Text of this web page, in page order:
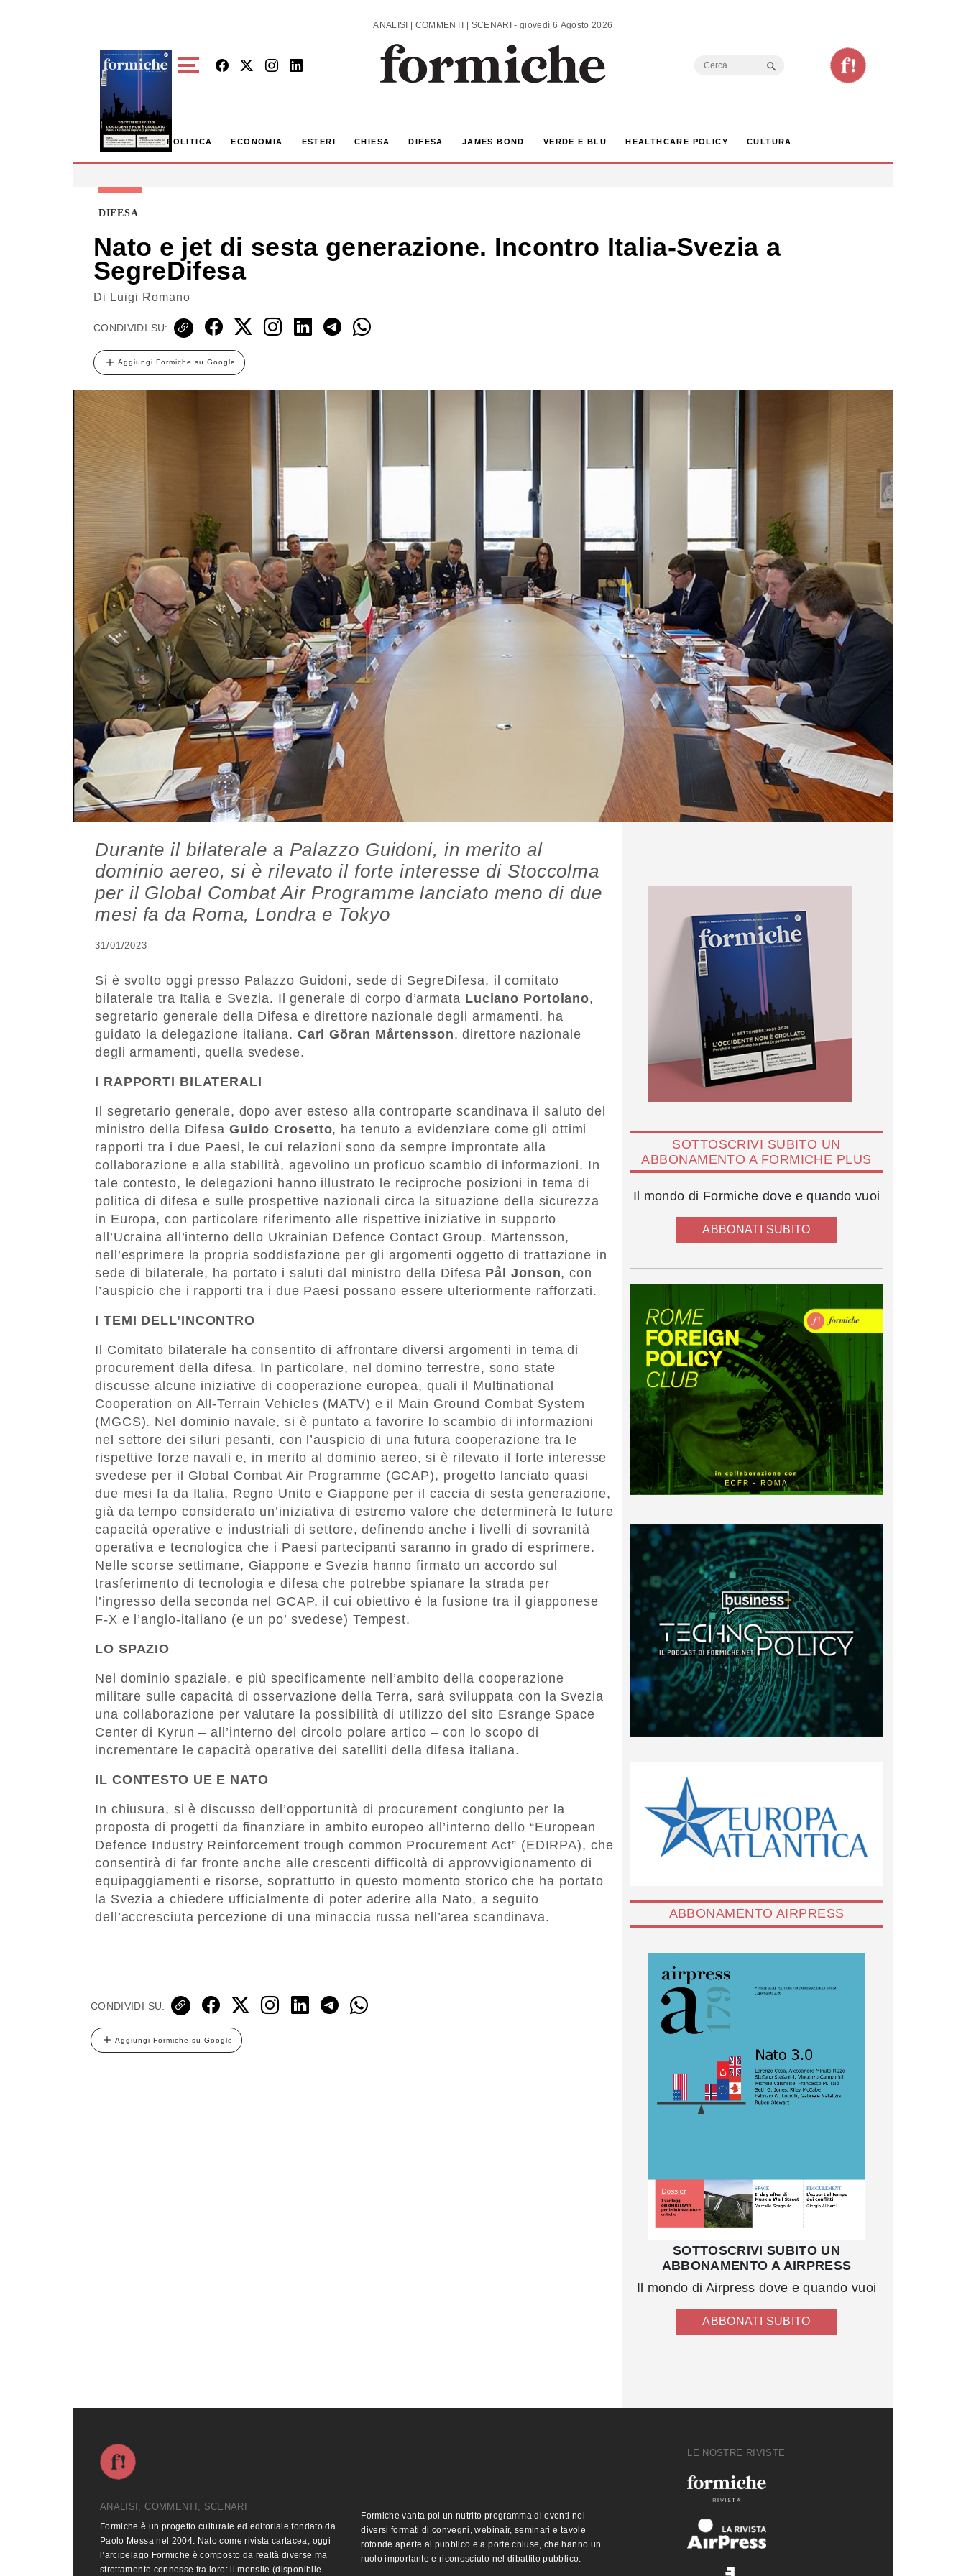
ANALISI | COMMENTI | SCENARI - giovedì 6 Agosto 2026
Search
POLITICA ECONOMIA ESTERI CHIESA DIFESA JAMES BOND VERDE E BLU HEALTHCARE POLICY CULTURA
DIFESA
Nato e jet di sesta generazione. Incontro Italia-Svezia a
SegreDifesa
Di Luigi Romano
CONDIVIDI SU:
Aggiungi Formiche su Google
Durante il bilaterale a Palazzo Guidoni, in merito al
dominio aereo, si è rilevato il forte interesse di Stoccolma
per il Global Combat Air Programme lanciato meno di due
mesi fa da Roma, Londra e Tokyo
31/01/2023
Si è svolto oggi presso Palazzo Guidoni, sede di SegreDifesa, il comitato
bilaterale tra Italia e Svezia. Il generale di corpo d’armata Luciano Portolano,
segretario generale della Difesa e direttore nazionale degli armamenti, ha
guidato la delegazione italiana. Carl Göran Mårtensson, direttore nazionale
degli armamenti, quella svedese.
I RAPPORTI BILATERALI
Il segretario generale, dopo aver esteso alla controparte scandinava il saluto del
ministro della Difesa Guido Crosetto, ha tenuto a evidenziare come gli ottimi
rapporti tra i due Paesi, le cui relazioni sono da sempre improntate alla
collaborazione e alla stabilità, agevolino un proficuo scambio di informazioni. In
tale contesto, le delegazioni hanno illustrato le reciproche posizioni in tema di
politica di difesa e sulle prospettive nazionali circa la situazione della sicurezza
in Europa, con particolare riferimento alle rispettive iniziative in supporto
all’Ucraina all’interno dello Ukrainian Defence Contact Group. Mårtensson,
nell’esprimere la propria soddisfazione per gli argomenti oggetto di trattazione in
sede di bilaterale, ha portato i saluti dal ministro della Difesa Pål Jonson, con
l’auspicio che i rapporti tra i due Paesi possano essere ulteriormente rafforzati.
I TEMI DELL’INCONTRO
Il Comitato bilaterale ha consentito di affrontare diversi argomenti in tema di
procurement della difesa. In particolare, nel domino terrestre, sono state
discusse alcune iniziative di cooperazione europea, quali il Multinational
Cooperation on All-Terrain Vehicles (MATV) e il Main Ground Combat System
(MGCS). Nel dominio navale, si è puntato a favorire lo scambio di informazioni
nel settore dei siluri pesanti, con l’auspicio di una futura cooperazione tra le
rispettive forze navali e, in merito al dominio aereo, si è rilevato il forte interesse
svedese per il Global Combat Air Programme (GCAP), progetto lanciato quasi
due mesi fa da Italia, Regno Unito e Giappone per il caccia di sesta generazione,
già da tempo considerato un’iniziativa di estremo valore che determinerà le future
capacità operative e industriali di settore, definendo anche i livelli di sovranità
operativa e tecnologica che i Paesi partecipanti saranno in grado di esprimere.
Nelle scorse settimane, Giappone e Svezia hanno firmato un accordo sul
trasferimento di tecnologia e difesa che potrebbe spianare la strada per
l’ingresso della seconda nel GCAP, il cui obiettivo è la fusione tra il giapponese
F-X e l’anglo-italiano (e un po’ svedese) Tempest.
LO SPAZIO
Nel dominio spaziale, e più specificamente nell’ambito della cooperazione
militare sulle capacità di osservazione della Terra, sarà sviluppata con la Svezia
una collaborazione per valutare la possibilità di utilizzo del sito Esrange Space
Center di Kyrun – all’interno del circolo polare artico – con lo scopo di
incrementare le capacità operative dei satelliti della difesa italiana.
IL CONTESTO UE E NATO
In chiusura, si è discusso dell’opportunità di procurement congiunto per la
proposta di progetti da finanziare in ambito europeo all’interno dello “European
Defence Industry Reinforcement trough common Procurement Act” (EDIRPA), che
consentirà di far fronte anche alle crescenti difficoltà di approvvigionamento di
equipaggiamenti e risorse, soprattutto in questo momento storico che ha portato
la Svezia a chiedere ufficialmente di poter aderire alla Nato, a seguito
dell’accresciuta percezione di una minaccia russa nell’area scandinava.
CONDIVIDI SU:
Aggiungi Formiche su Google
SOTTOSCRIVI SUBITO UN
ABBONAMENTO A FORMICHE PLUS
Il mondo di Formiche dove e quando vuoi
ABBONATI SUBITO
ABBONAMENTO AIRPRESS
SOTTOSCRIVI SUBITO UN
ABBONAMENTO A AIRPRESS
Il mondo di Airpress dove e quando vuoi
ABBONATI SUBITO
ANALISI, COMMENTI, SCENARI
Formiche è un progetto culturale ed editoriale fondato da
Paolo Messa nel 2004. Nato come rivista cartacea, oggi
l’arcipelago Formiche è composto da realtà diverse ma
strettamente connesse fra loro: il mensile (disponibile
Formiche vanta poi un nutrito programma di eventi nei
diversi formati di convegni, webinair, seminari e tavole
rotonde aperte al pubblico e a porte chiuse, che hanno un
ruolo importante e riconosciuto nel dibattito pubblico.
LE NOSTRE RIVISTE